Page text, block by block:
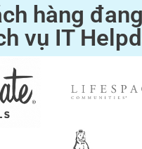
hàng
vụ IT